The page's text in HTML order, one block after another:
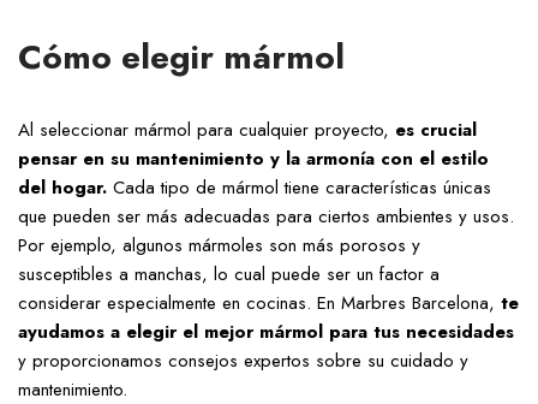
Cómo elegir mármol
Al seleccionar mármol para cualquier proyecto, es crucial
pensar en su mantenimiento y la armonía con el estilo
del hogar. Cada tipo de mármol tiene características únicas
que pueden ser más adecuadas para ciertos ambientes y usos.
Por ejemplo, algunos mármoles son más porosos y
susceptibles a manchas, lo cual puede ser un factor a
considerar especialmente en cocinas. En Marbres Barcelona, te
ayudamos a elegir el mejor mármol para tus necesidades
y proporcionamos consejos expertos sobre su cuidado y
mantenimiento.